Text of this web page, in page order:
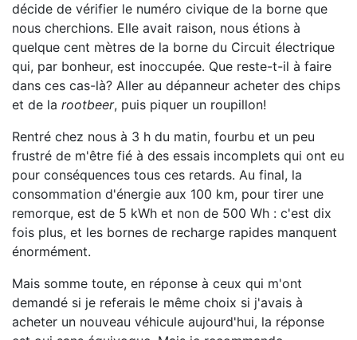
décide de vérifier le numéro civique de la borne que
nous cherchions. Elle avait raison, nous étions à
quelque cent mètres de la borne du Circuit électrique
qui, par bonheur, est inoccupée. Que reste-t-il à faire
dans ces cas-là? Aller au dépanneur acheter des chips
et de la rootbeer, puis piquer un roupillon!
Rentré chez nous à 3 h du matin, fourbu et un peu
frustré de m'être fié à des essais incomplets qui ont eu
pour conséquences tous ces retards. Au final, la
consommation d'énergie aux 100 km, pour tirer une
remorque, est de 5 kWh et non de 500 Wh : c'est dix
fois plus, et les bornes de recharge rapides manquent
énormément.
Mais somme toute, en réponse à ceux qui m'ont
demandé si je referais le même choix si j'avais à
acheter un nouveau véhicule aujourd'hui, la réponse